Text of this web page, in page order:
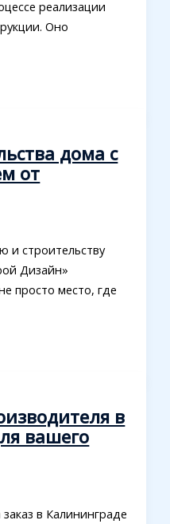
реализации
Оно
дома с
от
и строительству
Дизайн»
просто место, где
в
вашего
в Калининграде